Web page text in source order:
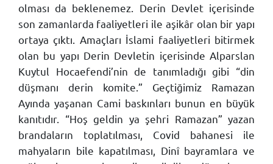
olması da beklenemez. Derin Devlet içerisinde
son zamanlarda faaliyetleri ile aşikâr olan bir yapı
ortaya çıktı. Amaçları İslami faaliyetleri bitirmek
olan bu yapı Derin Devletin içerisinde Alparslan
Kuytul Hocaefendi’nin de tanımladığı gibi “din
düşmanı derin komite.” Geçtiğimiz Ramazan
Ayında yaşanan Cami baskınları bunun en büyük
kanıtıdır. “Hoş geldin ya şehri Ramazan” yazan
brandaların toplatılması, Covid bahanesi ile
mahyaların bile kapatılması, Dinî bayramlara ve